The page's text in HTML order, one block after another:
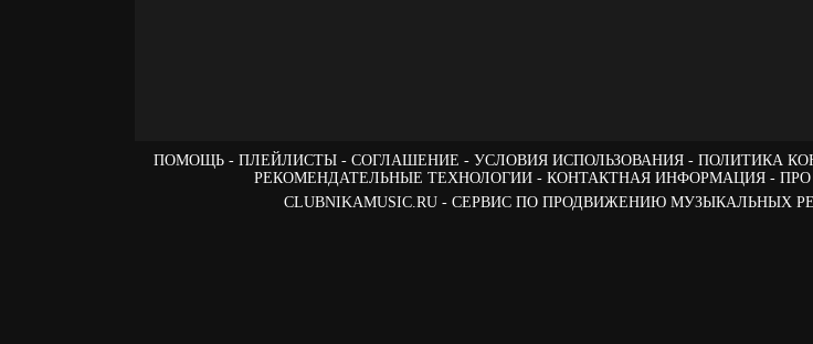
ПОМОЩЬ ПЛЕЙЛИСТЫ СОГЛАШЕНИЕ УСЛОВИЯ ИСПОЛЬЗОВАНИЯ ПОЛИТИКА
РЕКОМЕНДАТЕЛЬНЫЕ ТЕХНОЛОГИИ
КОНТАКТНАЯ ИНФОРМАЦИЯ
CLUBNIKAMUSIC.RU - СЕРВИС ПО ПРОДВИЖЕНИЮ МУЗЫКАЛЬНЫХ